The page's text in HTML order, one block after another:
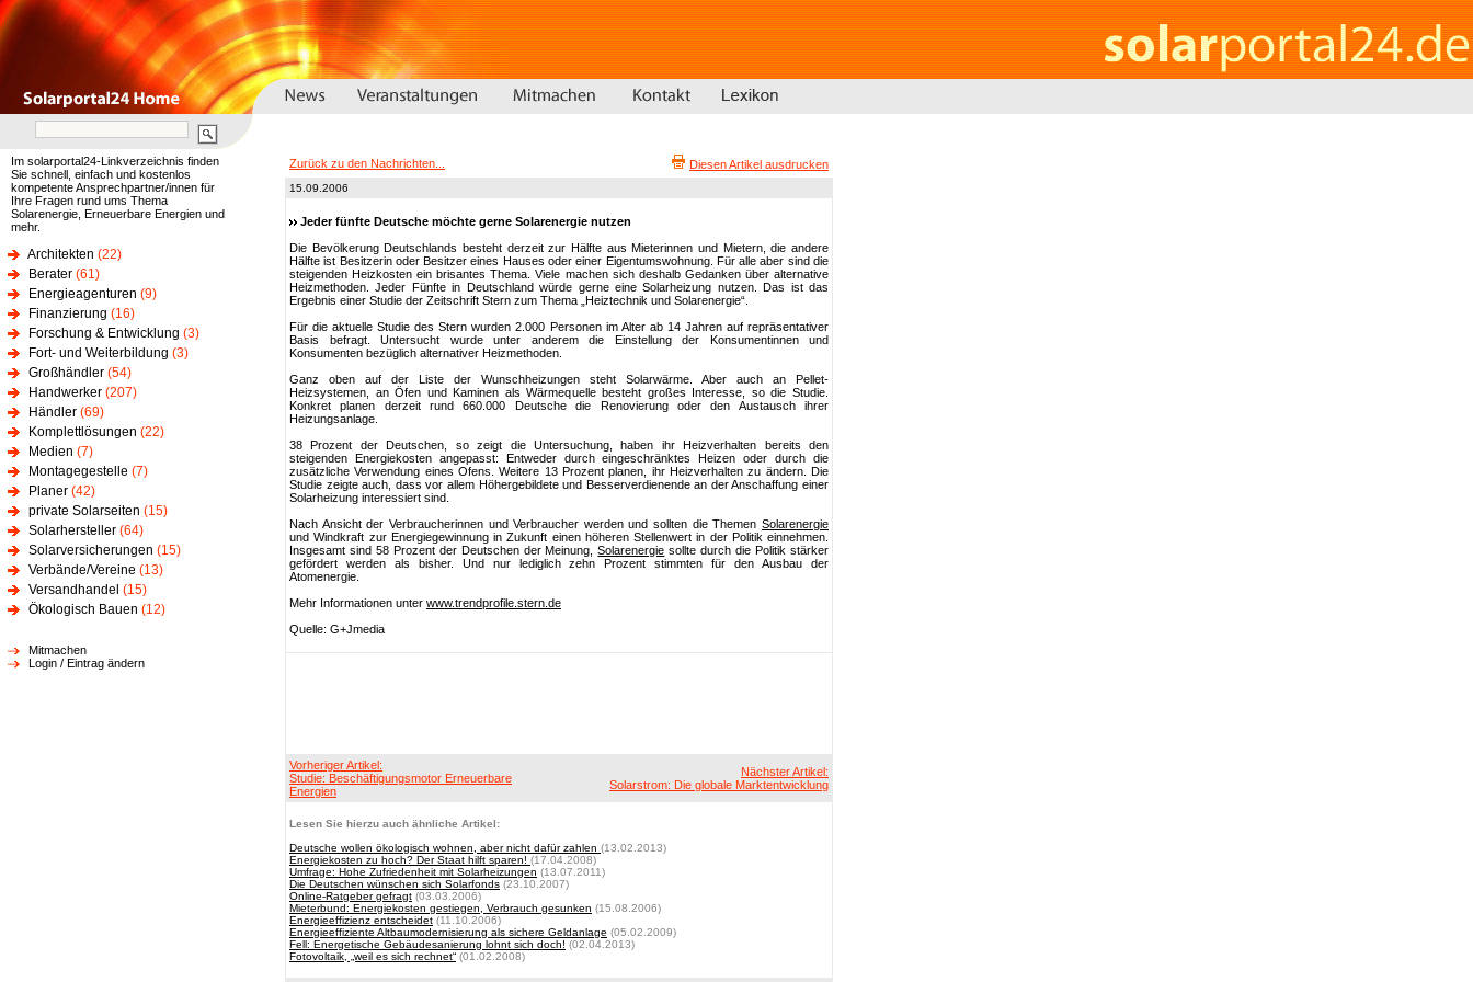
Im solarportal24-Linkverzeichnis finden
Sie schnell, einfach und kostenlos
kompetente Ansprechpartner/innen für
Ihre Fragen rund ums Thema
Solarenergie, Erneuerbare Energien und
mehr.
Architekten (22)
Berater (61)
Energieagenturen (9)
Finanzierung (16)
Forschung & Entwicklung (3)
Fort- und Weiterbildung (3)
Großhändler (54)
Handwerker (207)
Händler (69)
Komplettlösungen (22)
Medien (7)
Montagegestelle (7)
Planer (42)
private Solarseiten (15)
Solarhersteller (64)
Solarversicherungen (15)
Verbände/Vereine (13)
Versandhandel (15)
Ökologisch Bauen (12)
Mitmachen
Login / Eintrag ändern
Zurück zu den Nachrichten... Diesen Artikel ausdrucken
15.09.2006
Jeder fünfte Deutsche möchte gerne Solarenergie nutzen
Die Bevölkerung Deutschlands besteht derzeit zur Hälfte aus Mieterinnen und Mietern, die andere
Hälfte ist Besitzerin oder Besitzer eines Hauses oder einer Eigentumswohnung. Für alle aber sind die
steigenden Heizkosten ein brisantes Thema. Viele machen sich deshalb Gedanken über alternative
Heizmethoden. Jeder Fünfte in Deutschland würde gerne eine Solarheizung nutzen. Das ist das
Ergebnis einer Studie der Zeitschrift Stern zum Thema „Heiztechnik und Solarenergie“.
Für die aktuelle Studie des Stern wurden 2.000 Personen im Alter ab 14 Jahren auf repräsentativer
Basis befragt. Untersucht wurde unter anderem die Einstellung der Konsumentinnen und
Konsumenten bezüglich alternativer Heizmethoden.
Ganz oben auf der Liste der Wunschheizungen steht Solarwärme. Aber auch an Pellet-
Heizsystemen, an Öfen und Kaminen als Wärmequelle besteht großes Interesse, so die Studie.
Konkret planen derzeit rund 660.000 Deutsche die Renovierung oder den Austausch ihrer
Heizungsanlage.
38 Prozent der Deutschen, so zeigt die Untersuchung, haben ihr Heizverhalten bereits den
steigenden Energiekosten angepasst: Entweder durch eingeschränktes Heizen oder durch die
zusätzliche Verwendung eines Ofens. Weitere 13 Prozent planen, ihr Heizverhalten zu ändern. Die
Studie zeigte auch, dass vor allem Höhergebildete und Besserverdienende an der Anschaffung einer
Solarheizung interessiert sind.
Nach Ansicht der Verbraucherinnen und Verbraucher werden und sollten die Themen Solarenergie
und Windkraft zur Energiegewinnung in Zukunft einen höheren Stellenwert in der Politik einnehmen.
Insgesamt sind 58 Prozent der Deutschen der Meinung,Solarenergie sollte durch die Politik stärker
gefördert werden als bisher. Und nur lediglich zehn Prozent stimmten für den Ausbau der
Atomenergie.
Mehr Informationen unter www.trendprofile.stern.de
Quelle: G+Jmedia
Vorheriger Artikel:
Studie: Beschäftigungsmotor Erneuerbare
Energien
Nächster Artikel:
Solarstrom: Die globale Marktentwicklung
Lesen Sie hierzu auch ähnliche Artikel:
Deutsche wollen ökologisch wohnen, aber nicht dafür zahlen (13.02.2013)
Energiekosten zu hoch? Der Staat hilft sparen! (17.04.2008)
Umfrage: Hohe Zufriedenheit mit Solarheizungen (13.07.2011)
Die Deutschen wünschen sich Solarfonds (23.10.2007)
Online-Ratgeber gefragt (03.03.2006)
Mieterbund: Energiekosten gestiegen, Verbrauch gesunken (15.08.2006)
Energieeffizienz entscheidet (11.10.2006)
Energieeffiziente Altbaumodernisierung als sichere Geldanlage (05.02.2009)
Fell: Energetische Gebäudesanierung lohnt sich doch! (02.04.2013)
Fotovoltaik, „weil es sich rechnet“ (01.02.2008)